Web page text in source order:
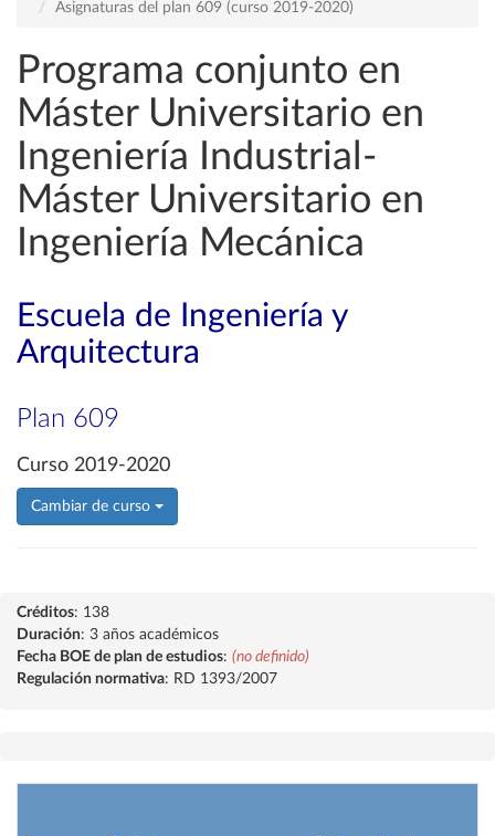
Asignaturas del plan 609 (curso 2019-2020)
Programa conjunto en
Máster Universitario en
Ingeniería Industrial-
Máster Universitario en
Ingeniería Mecánica
Escuela de Ingeniería y
Arquitectura
Plan 609
Curso 2019-2020
Cambiar de curso
Créditos: 138
Duración: 3 años académicos
Fecha BOE de plan de estudios: (no definido)
Regulación normativa: RD 1393/2007